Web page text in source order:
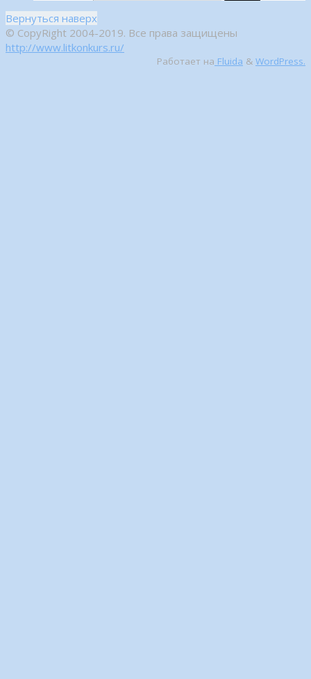
Вернуться наверх
© CopyRight 2004-2019. Все права защищены
http://www.litkonkurs.ru/
Работает на Fluida & WordPress.